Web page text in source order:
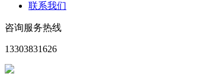
联系我们
咨询服务热线
13303831626